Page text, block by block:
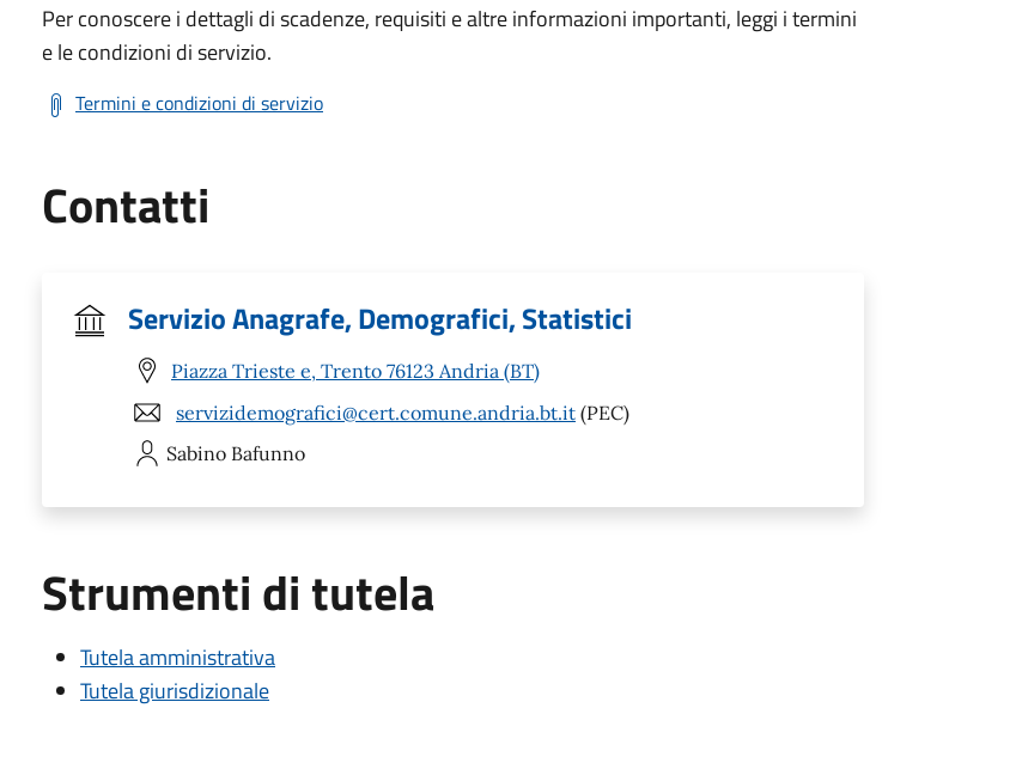
Per conoscere i dettagli di scadenze, requisiti e altre informazioni importanti, leggi i termini
e le condizioni di servizio.
Termini e condizioni di servizio
Contatti
Servizio Anagrafe, Demografici, Statistici
Piazza Trieste e, Trento 76123 Andria (BT)
servizidemografici@cert.comune.andria.bt.it (PEC)
Sabino Bafunno
Strumenti di tutela
Tutela amministrativa
Tutela giurisdizionale